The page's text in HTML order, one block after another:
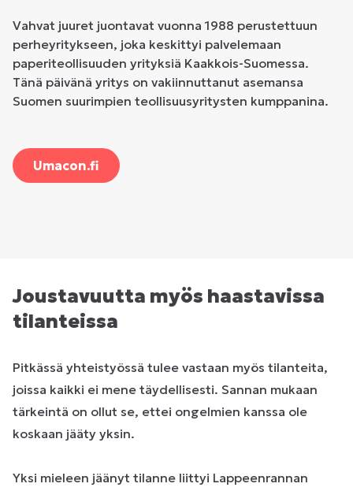
Vahvat juuret juontavat vuonna 1988 perustettuun
perheyritykseen, joka keskittyi palvelemaan
paperiteollisuuden yrityksiä Kaakkois-Suomessa.
Tänä päivänä yritys on vakiinnuttanut asemansa
Suomen suurimpien teollisuusyritysten kumppanina.
Umacon.fi
Joustavuutta myös haastavissa
tilanteissa
Pitkässä yhteistyössä tulee vastaan myös tilanteita,
joissa kaikki ei mene täydellisesti. Sannan mukaan
tärkeintä on ollut se, ettei ongelmien kanssa ole
koskaan jääty yksin.
Yksi mieleen jäänyt tilanne liittyi Lappeenrannan